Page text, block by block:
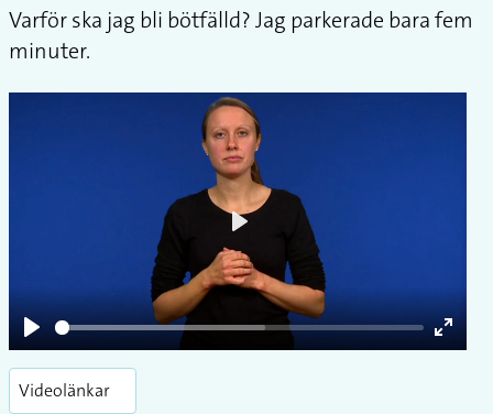
Varför ska jag bli bötfälld? Jag parkerade bara fem
minuter.
Play
Enter
Play
Videolänkar